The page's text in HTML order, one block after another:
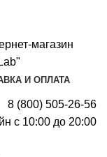
И ОПЛАТА
8 (800) 505-26-56
с 10:00 до 20:00